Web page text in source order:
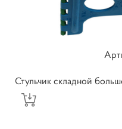
Стульчик складной